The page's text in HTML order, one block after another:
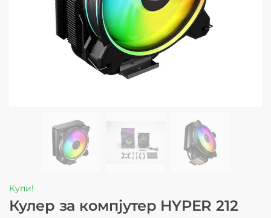
Купи!
Кулер за компјутер HYPER 212